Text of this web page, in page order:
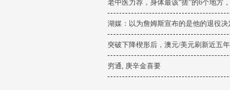
穷通, 庚辛金喜要